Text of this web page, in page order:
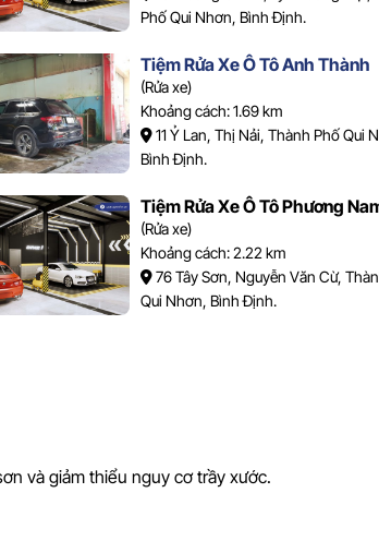
Phố Qui Nhơn, Bình Định.
Tiệm Rửa Xe Ô Tô Anh Thành
(Rửa xe)
Khoảng cách: 1.69 km
11 Ỷ Lan, Thị Nải, Thành Phố Qui
Bình Định.
Tiệm Rửa Xe Ô Tô Phương
(Rửa xe)
Khoảng cách: 2.22 km
76 Tây Sơn, Nguyễn Văn Cừ,
Qui Nhơn, Bình Định.
và giảm thiểu nguy cơ trầy xước.